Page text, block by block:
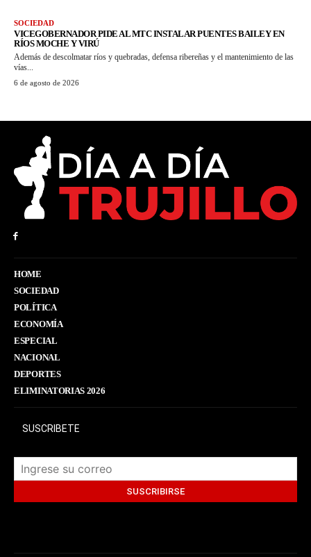
SOCIEDAD
VICEGOBERNADOR PIDE AL MTC INSTALAR PUENTES BAILEY EN
RÍOS MOCHE Y VIRÚ
Además de descolmatar ríos y quebradas, defensa ribereñas y el mantenimiento de las
vías...
6 de agosto de 2026
HOME
SOCIEDAD
POLÍTICA
ECONOMÍA
ESPECIAL
NACIONAL
DEPORTES
ELIMINATORIAS 2026
SUSCRIBETE